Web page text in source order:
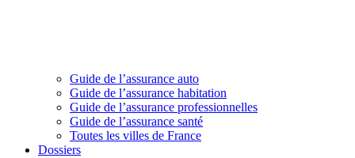
Guide de l’assurance auto
Guide de l’assurance habitation
Guide de l’assurance professionnelles
Guide de l’assurance santé
Toutes les villes de France
Dossiers